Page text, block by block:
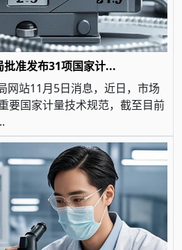
批准发布31项国家计...
网站11月5日消息，近日，市场
要国家计量技术规范，截至目前